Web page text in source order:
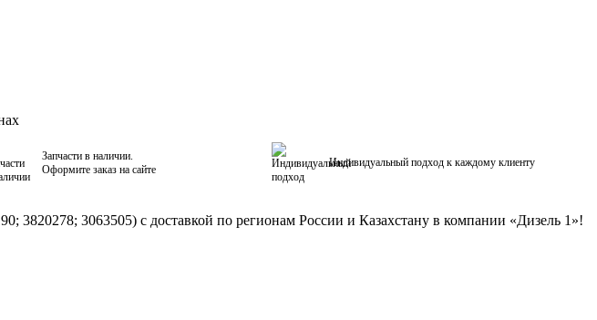
Запчасти в наличии.
Оформите заказ на сайте
Индивидуальный подход к каждому клиенту
3063505) с доставкой по регионам России и Казахстану в компании «Дизель 1»!